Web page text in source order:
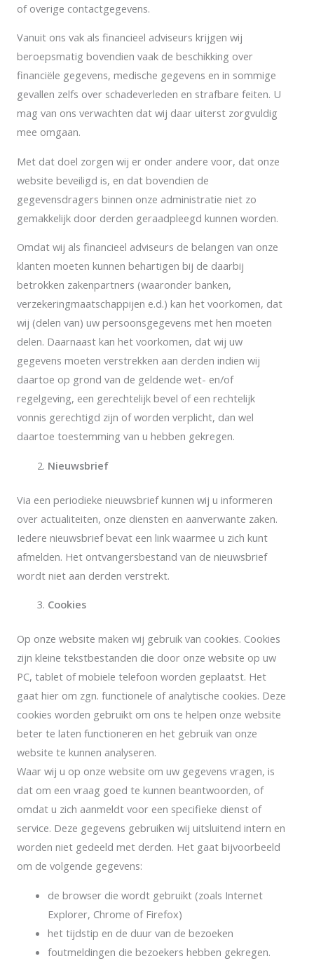
of overige contactgegevens.
Vanuit ons vak als financieel adviseurs krijgen wij
beroepsmatig bovendien vaak de beschikking over
financiële gegevens, medische gegevens en in sommige
gevallen zelfs over schadeverleden en strafbare feiten. U
mag van ons verwachten dat wij daar uiterst zorgvuldig
mee omgaan.
Met dat doel zorgen wij er onder andere voor, dat onze
website beveiligd is, en dat bovendien de
gegevensdragers binnen onze administratie niet zo
gemakkelijk door derden geraadpleegd kunnen worden.
Omdat wij als financieel adviseurs de belangen van onze
klanten moeten kunnen behartigen bij de daarbij
betrokken zakenpartners (waaronder banken,
verzekeringmaatschappijen e.d.) kan het voorkomen, dat
wij (delen van) uw persoonsgegevens met hen moeten
delen. Daarnaast kan het voorkomen, dat wij uw
gegevens moeten verstrekken aan derden indien wij
daartoe op grond van de geldende wet- en/of
regelgeving, een gerechtelijk bevel of een rechtelijk
vonnis gerechtigd zijn of worden verplicht, dan wel
daartoe toestemming van u hebben gekregen.
Nieuwsbrief
Via een periodieke nieuwsbrief kunnen wij u informeren
over actualiteiten, onze diensten en aanverwante zaken.
Iedere nieuwsbrief bevat een link waarmee u zich kunt
afmelden. Het ontvangersbestand van de nieuwsbrief
wordt niet aan derden verstrekt.
Cookies
Op onze website maken wij gebruik van cookies. Cookies
zijn kleine tekstbestanden die door onze website op uw
PC, tablet of mobiele telefoon worden geplaatst. Het
gaat hier om zgn. functionele of analytische cookies. Deze
cookies worden gebruikt om ons te helpen onze website
beter te laten functioneren en het gebruik van onze
website te kunnen analyseren.
Waar wij u op onze website om uw gegevens vragen, is
dat om een vraag goed te kunnen beantwoorden, of
omdat u zich aanmeldt voor een specifieke dienst of
service. Deze gegevens gebruiken wij uitsluitend intern en
worden niet gedeeld met derden. Het gaat bijvoorbeeld
om de volgende gegevens:
de browser die wordt gebruikt (zoals Internet
Explorer, Chrome of Firefox)
het tijdstip en de duur van de bezoeken
foutmeldingen die bezoekers hebben gekregen.